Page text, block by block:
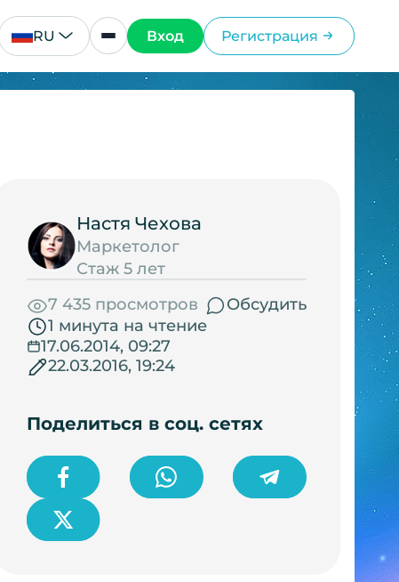
RU Вход Регистрация
Настя Чехова
Маркетолог
Стаж 5 лет
7 435 просмотров
Обсудить
1 минута на чтение
17.06.2014, 09:27
22.03.2016, 19:24
Поделиться в соц. сетях